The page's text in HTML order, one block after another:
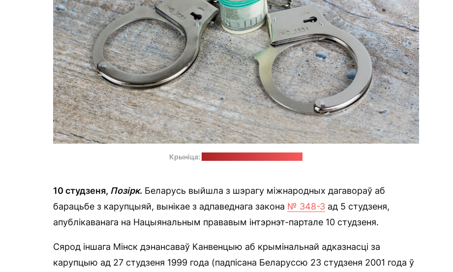
Крыніца:
10 студзеня, Позірк. Беларусь выйшла з шэрагу міжнародных дагавораў аб
барацьбе з карупцыяй, вынікае з адпаведнага закона № 348-З ад 5 студзеня,
апублікаванага на Нацыянальным прававым інтэрнэт-партале 10 студзеня.
Сярод іншага Мінск дэнансаваў Канвенцыю аб крымінальнай адказнасці за
карупцыю ад 27 студзеня 1999 года (падпісана Беларуссю 23 студзеня 2001 года ў